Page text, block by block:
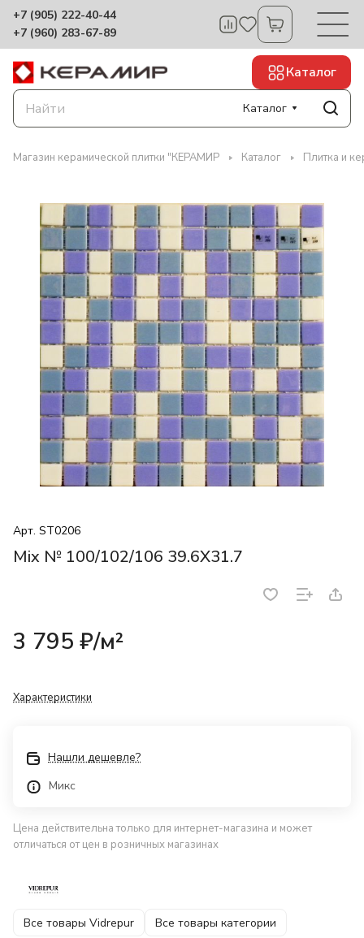
+7 (905) 222-40-44
+7 (960) 283-67-89
Каталог
Каталог
Магазин керамической плитки "КЕРАМИР Каталог Плитка и
Арт. ST0206
Mix № 100/102/106 39.6X31.7
3 795 ₽/м²
Характеристики
Нашли дешевле?
Микс
Цена действительна только для интернет-магазина и может
отличаться от цен в розничных магазинах
Все товары Vidrepur Все товары категории